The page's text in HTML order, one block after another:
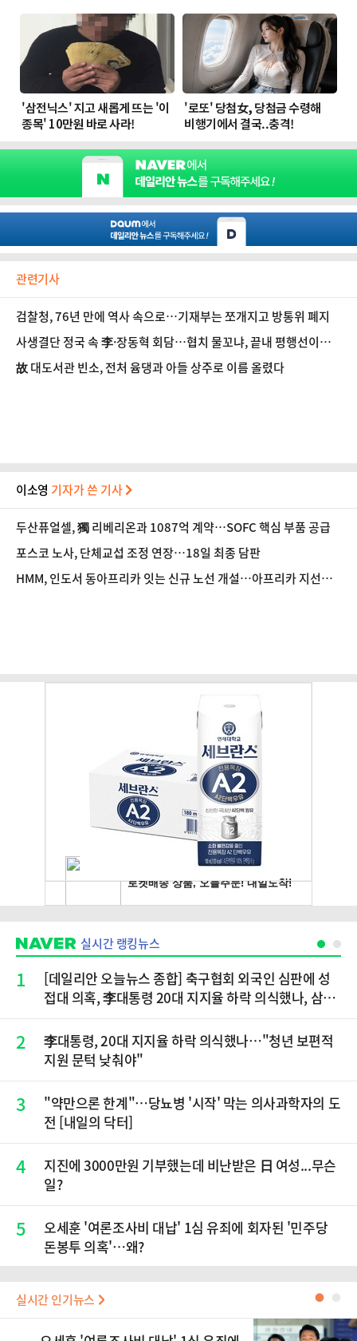
관련기사
검찰청, 76년 만에 역사 속으로…기재부는 쪼개지고 방통위 폐지
사생결단 정국 속 李·장동혁 회담…협치 물꼬냐, 끝내 평행선이냐
[정국 기상대]
故 대도서관 빈소, 전처 윰댕과 아들 상주로 이름 올렸다
이소영 기자가 쓴 기사
두산퓨얼셀, 獨 리베리온과 1087억 계약…SOFC 핵심 부품 공급
포스코 노사, 단체교섭 조정 연장…18일 최종 담판
HMM, 인도서 동아프리카 잇는 신규 노선 개설…아프리카 지선망
실시간 랭킹뉴스
1
[데일리안 오늘뉴스 종합] 축구협회 외국인 심판에 성
접대 의혹, 李대통령 20대 지지율 하락 의식했나, 삼전
재점화, 김민석 "과반 승리 가능성 99%" 등
2
李대통령, 20대 지지율 하락 의식했나…"청년 보편적
지원 문턱 낮춰야"
3
"약만으론 한계"…당뇨병 '시작' 막는 의사과학자의 도
전 [내일의 닥터]
4
지진에 3000만원 기부했는데 비난받은 日 여성...무슨
일?
5
오세훈 '여론조사비 대납' 1심 유죄에 회자된 '민주당
돈봉투 의혹'…왜?
실시간 인기뉴스 ●